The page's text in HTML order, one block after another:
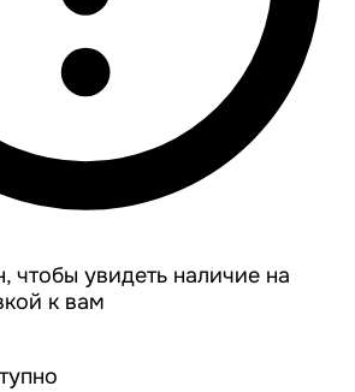
чтобы увидеть наличие на
к вам